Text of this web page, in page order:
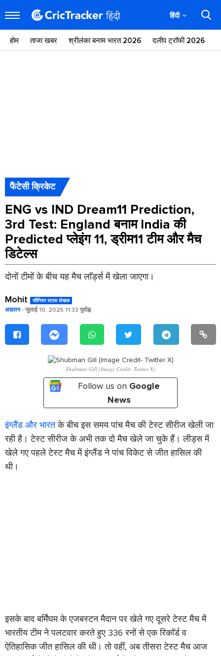
हिंदी
होम ताजा खबर श्रीलंका बनाम भारत 2026 दलीप ट्रॉफी 2026
फैंटेसी क्रिकेट
ENG vs IND Dream11 Prediction,
3rd Test: England बनाम India की
Predicted प्लेइंग 11, ड्रीम11 टीम और मैच
डिटेल्स
दोनों टीमों के बीच यह मैच लाॅर्ड्स में खेला जाएगा।
Mohit सीनियर स्टाफ लेखक
अद्यतन- जुलाई 10, 2025 11:33 पूर्वाह्न
Shubman Gill (Image Credit- Twitter X)
Follow us on Google
News
इंग्लैंड और भारतके बीच इस समय पांच मैच की टेस्ट सीरीज खेली जा
रही है। टेस्ट सीरीज के अभी तक दो मैच खेले जा चुके हैं। लीड्स में
खेले गए पहले टेस्ट मैच में इंग्लैंड ने पांच विकेट से जीत हासिल की
थी।
इसके बाद बर्मिंघम के एजबस्टन मैदान पर खेले गए दूसरे टेस्ट मैच में
भारतीय टीम ने पलटवार करते हुए 336 रनों से एक रिकाॅर्ड व
ऐतिहासिक जीत हासिल की थी। तो वहीं, अब तीसरा टेस्ट मैच आज